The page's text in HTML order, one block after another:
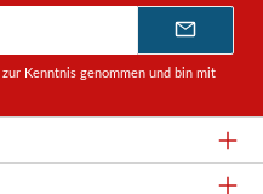
zur Kenntnis genommen und bin mit